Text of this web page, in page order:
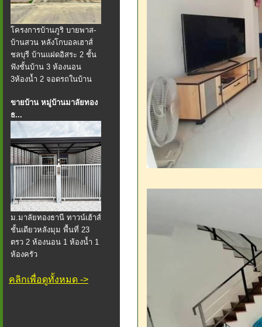
โครงการบ้านภูริ บายพาส-
บ้านสวน หลังโกบอลเฮาส์
ชลบุรี บ้านแฝดอิสระ 2 ชั้น
ฟังชั้นบ้าน 3 ห้องนอน
3ห้องน้ำ 2 จอดรถในบ้าน
ขายบ้าน หมู่บ้านมาลัยทอง
ธ...
ม.มาลัยทองธานี ทาวน์เฮ้าส์
ชั้นเดียวหลังมุม พื้นที่ 23
ตรว 2 ห้องนอน 1 ห้องน้ำ 1
ห้องครัว
คลิกเพื่อดูทั้งหมด ->